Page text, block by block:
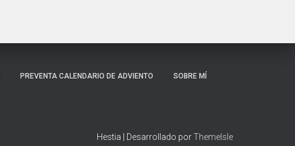
PREVENTA CALENDARIO DE ADVIENTO SOBRE MÍ
Hestia | Desarrollado porThemeIsle